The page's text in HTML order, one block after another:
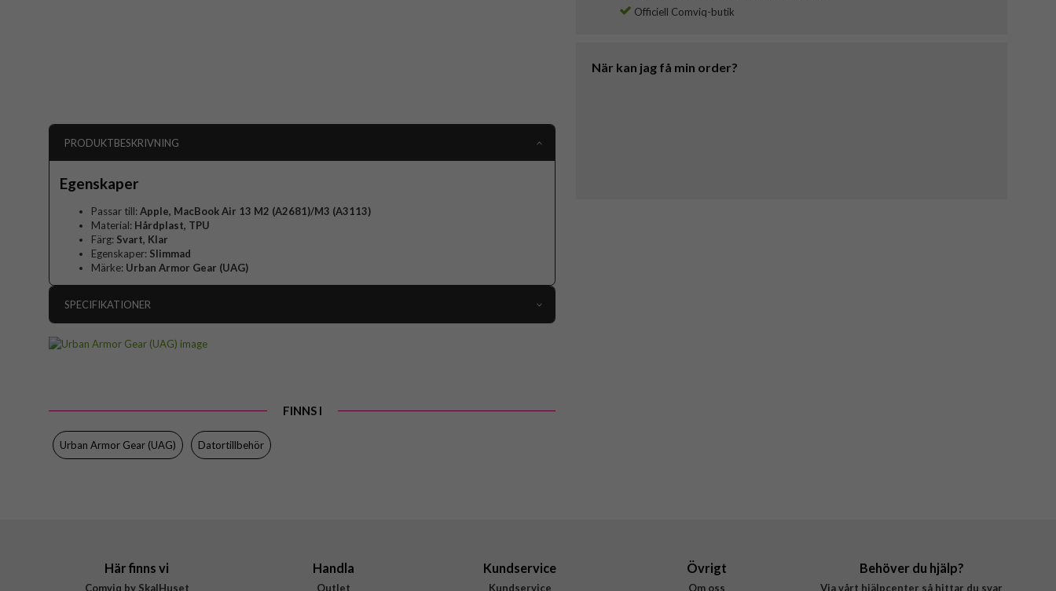
Officiell Comviq-butik
När kan jag få min order?
PRODUKTBESKRIVNING
Egenskaper
Passar till:Apple, MacBook Air 13 M2 (A2681)/M3 (A3113)
Material: Hårdplast, TPU
Färg: Svart, Klar
Egenskaper: Slimmad
Märke: Urban Armor Gear (UAG)
SPECIFIKATIONER
Egenskaper
Slimmad
Färg
Material
FINNS I
Urban Armor Gear (UAG) Datortillbehör
Här finns vi
Comviq by SkalHuset
Handla
Outlet
Kundservice
Kundservice
Övrigt
Om oss
Behöver du hjälp?
Via vårt hjälpcenter så hittar du svar